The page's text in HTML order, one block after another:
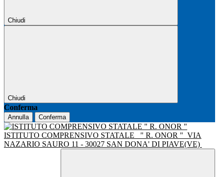
Chiudi
Chiudi
Conferma
Annulla Conferma
ISTITUTO COMPRENSIVO STATALE " R. ONOR " VIA
NAZARIO SAURO 11 - 30027 SAN DONA' DI PIAVE(VE)